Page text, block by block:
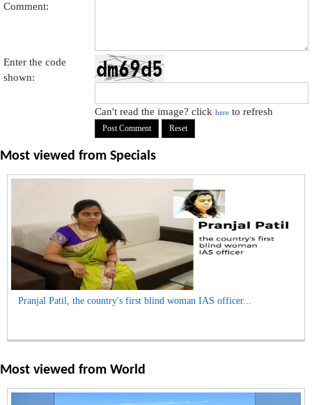
Comment:
Enter the code
shown:
Can't read the image? clickhere to refresh
Most viewed from Specials
Pranjal Patil, the country's first blind woman IAS officer...
Most viewed from World